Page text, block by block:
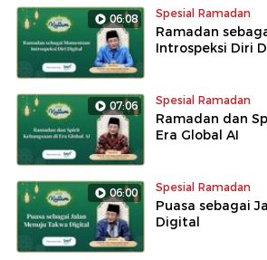
06:08 Spesial Ramadan
Ramadan
Introspeksi Diri
07:06 Spesial Ramadan
Ramadan dan
Era Global AI
06:00 Spesial Ramadan
Puasa sebagai
Digital